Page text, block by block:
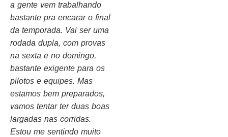
a gente vem trabalhando
bastante pra encarar o final
da temporada. Vai ser uma
rodada dupla, com provas
na sexta e no domingo,
bastante exigente para os
pilotos e equipes. Mas
estamos bem preparados,
vamos tentar ter duas boas
largadas nas corridas.
Estou me sentindo muito